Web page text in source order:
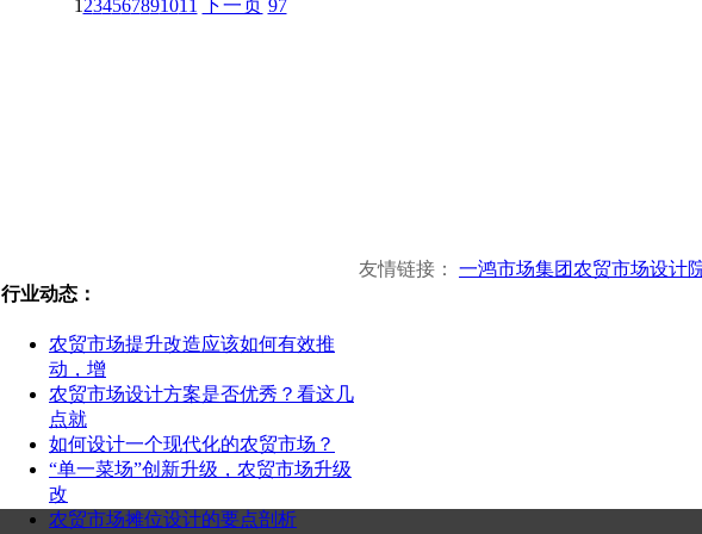
1 234567891011 下一页 97
行业动态：
农贸市场提升改造应该如何有效推
动，增
农贸市场设计方案是否优秀？看这几
点就
如何设计一个现代化的农贸市场？
“单一菜场”创新升级，农贸市场升级
改
农贸市场摊位设计的要点剖析
友情链接： 一鸿市场集团农贸市场设计